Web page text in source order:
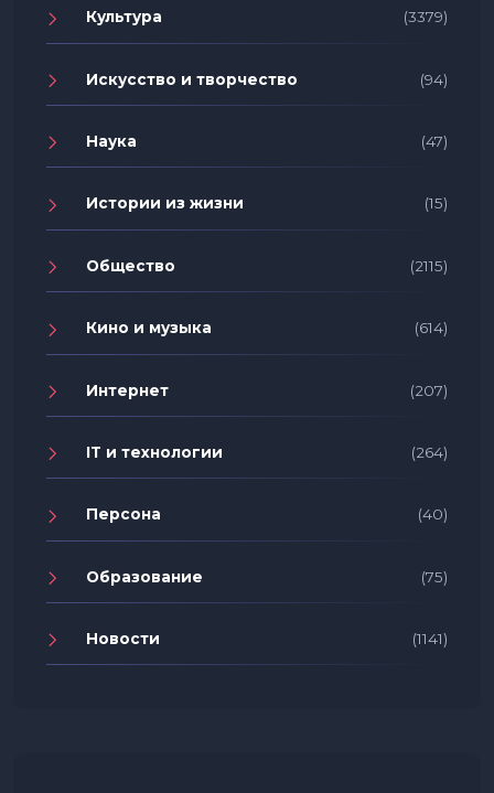
Культура (3379)
Искусство и творчество (94)
Наука (47)
Истории из жизни (15)
Общество (2115)
Кино и музыка (614)
Интернет (207)
IT и технологии (264)
Персона (40)
Образование (75)
Новости (1141)